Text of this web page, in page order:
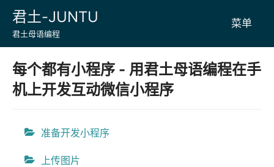
Skip君土-JUNTU
君土母语编程
菜单
每个都有小程序 - 用君土母语编程在手
机上开发互动微信小程序
准备开发小程序
上传图片